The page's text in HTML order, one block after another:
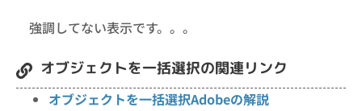
強調してない表示です。。。
オブジェクトを一括選択の関連リンク
オブジェクトを一括選択Adobeの解説